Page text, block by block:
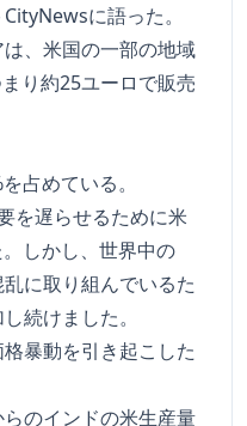
に語った。
、米国の一部の地域
り約25ユーロで販売
占めている。
を遅らせるために米
しかし、世界中の
に取り組んでいるた
続けました。
暴動を引き起こした
のインドの米生産量